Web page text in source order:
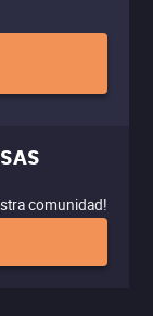
comunidad!